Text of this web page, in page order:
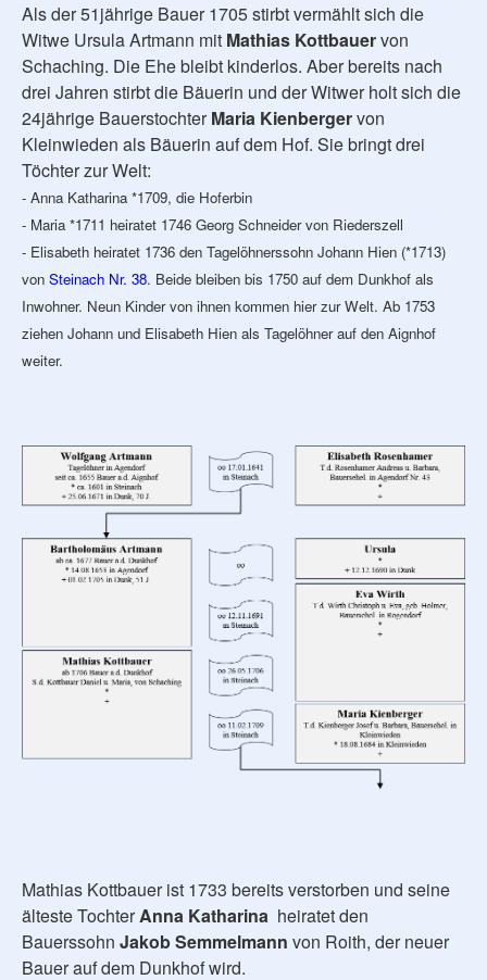
Als der 51jährige Bauer 1705 stirbt vermählt sich die
Witwe Ursula Artmann mit Mathias Kottbauervon
Schaching. Die Ehe bleibt kinderlos. Aber bereits nach
drei Jahren stirbt die Bäuerin und der Witwer holt sich die
24jährige BauerstochterMaria Kienbergervon
Kleinwieden als Bäuerin auf dem Hof. Sie bringt drei
Töchter zur Welt:
- Anna Katharina *1709, die Hoferbin
- Maria *1711 heiratet 1746 Georg Schneider von Riederszell
- Elisabeth heiratet 1736 den Tagelöhnerssohn Johann Hien (*1713)
von Steinach Nr. 38. Beide bleiben bis 1750 auf dem Dunkhof als
Inwohner. Neun Kinder von ihnen kommen hier zur Welt. Ab 1753
ziehen Johann und Elisabeth Hien als Tagelöhner auf den Aignhof
weiter.
Mathias Kottbauer ist 1733 bereits verstorben und seine
älteste TochterAnna Katharina heiratet den
Bauerssohn Jakob Semmelmann von Roith, der neuer
Bauer auf dem Dunkhof wird.